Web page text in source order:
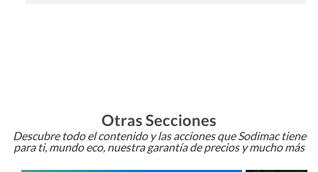
Otras Secciones
Descubre todo el contenido y las acciones que Sodimac tiene
para ti, mundo eco, nuestra garantía de precios y mucho más